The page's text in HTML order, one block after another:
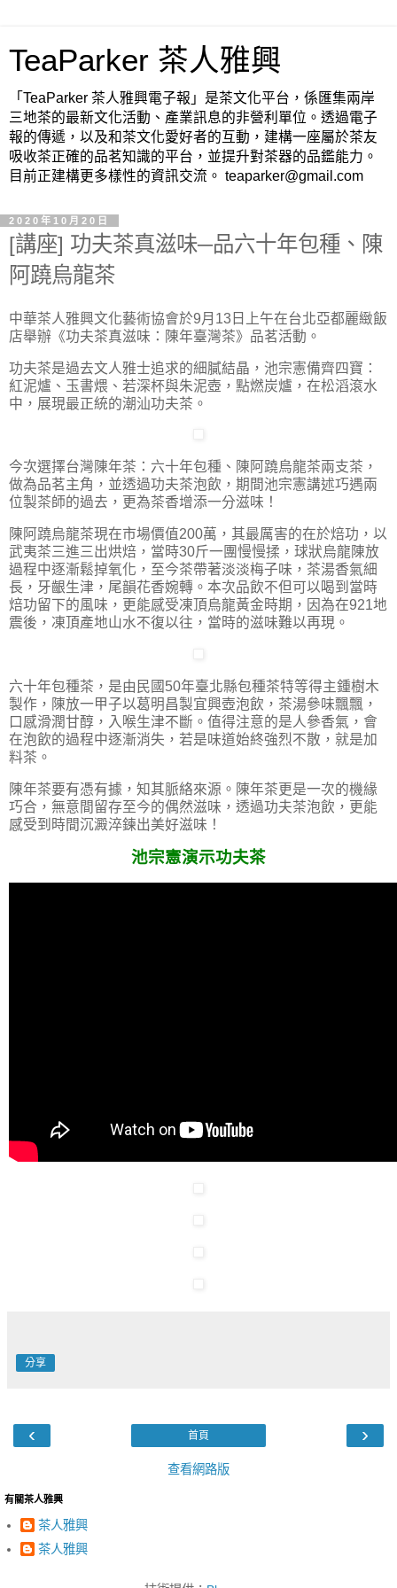
TeaParker 茶人雅興
「TeaParker 茶人雅興電子報」是茶文化平台，係匯集兩岸
三地茶的最新文化活動、產業訊息的非營利單位。透過電子
報的傳遞，以及和茶文化愛好者的互動，建構一座屬於茶友
吸收茶正確的品茗知識的平台，並提升對茶器的品鑑能力。
目前正建構更多樣性的資訊交流。 teaparker@gmail.com
2020年10月20日
[講座] 功夫茶真滋味─品六十年包種、陳
阿蹺烏龍茶
中華茶人雅興文化藝術協會於9月13日上午在台北亞都麗緻飯
店舉辦《功夫茶真滋味：陳年臺灣茶》品茗活動。
功夫茶是過去文人雅士追求的細膩結晶，池宗憲備齊四寶：
紅泥爐、玉書煨、若深杯與朱泥壺，點燃炭爐，在松滔滾水
中，展現最正統的潮汕功夫茶。
今次選擇台灣陳年茶：六十年包種、陳阿蹺烏龍茶兩支茶，
做為品茗主角，並透過功夫茶泡飲，期間池宗憲講述巧遇兩
位製茶師的過去，更為茶香增添一分滋味！
陳阿蹺烏龍茶現在市場價值200萬，其最厲害的在於焙功，以
武夷茶三進三出烘焙，當時30斤一團慢慢揉，球狀烏龍陳放
過程中逐漸鬆掉氧化，至今茶帶著淡淡梅子味，茶湯香氣細
長，牙齦生津，尾韻花香婉轉。本次品飲不但可以喝到當時
焙功留下的風味，更能感受凍頂烏龍黃金時期，因為在921地
震後，凍頂產地山水不復以往，當時的滋味難以再現。
六十年包種茶，是由民國50年臺北縣包種茶特等得主鍾樹木
製作，陳放一甲子以葛明昌製宜興壺泡飲，茶湯參味飄飄，
口感滑潤甘醇，入喉生津不斷。值得注意的是人參香氣，會
在泡飲的過程中逐漸消失，若是味道始終強烈不散，就是加
料茶。
陳年茶要有憑有據，知其脈絡來源。陳年茶更是一次的機緣
巧合，無意間留存至今的偶然滋味，透過功夫茶泡飲，更能
感受到時間沉澱淬鍊出美好滋味！
池宗憲演示功夫茶
分享
‹ ›
首頁
查看網路版
有關茶人雅興
茶人雅興
茶人雅興